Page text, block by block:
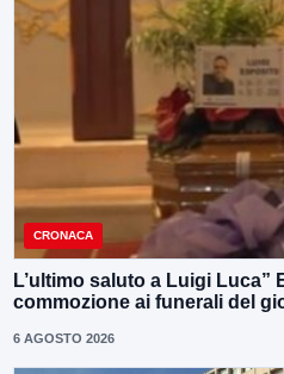
CRONACA
L’ultimo saluto a Luigi Luca”
commozione ai funerali del
6 AGOSTO 2026